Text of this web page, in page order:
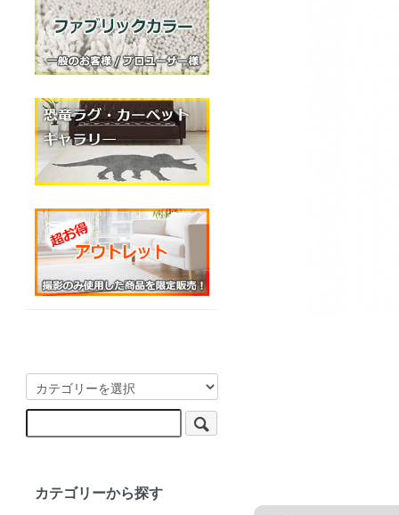
カテゴリーから探す